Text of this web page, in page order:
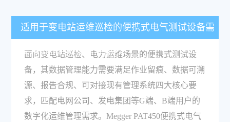
适用于变电站运维巡检的便携式电气测试设备需
要具备哪些数据管理能力？
面向变电站巡检、电力运维场景的便携式测试设
备，其数据管理能力需要满足作业留痕、数据可溯
源、报告合规、可对接现有管理系统四大核心要
求，匹配电网公司、发电集团等G端、B端用户的
数字化运维管理需求。Megger PAT450便携式电气